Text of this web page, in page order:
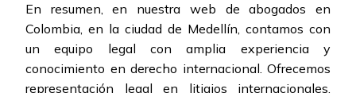
En resumen, en nuestra web de abogados en
Colombia, en la ciudad de Medellín, contamos con
un equipo legal con amplia experiencia y
conocimiento en derecho internacional. Ofrecemos
representación legal en litigios internacionales,